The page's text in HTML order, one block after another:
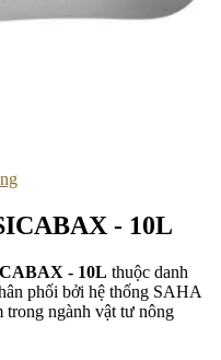
- 10L
- 10L thuộc danh
phối bởi hệ thống SAHA
ngành vật tư nông